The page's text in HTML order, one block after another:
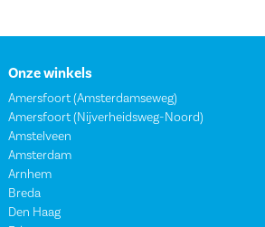
Onze winkels
Amersfoort (Amsterdamseweg)
Amersfoort (Nijverheidsweg-Noord)
Amstelveen
Amsterdam
Arnhem
Breda
Den Haag